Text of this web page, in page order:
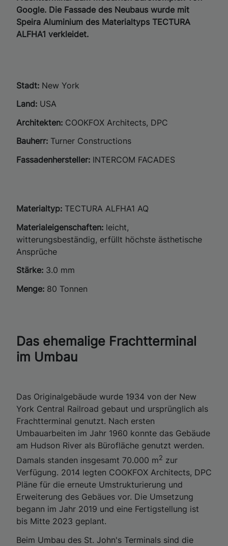
Google. Die Fassade des Neubaus wurde mit
Speira Aluminium des Materialtyps TECTURA
ALFHA1 verkleidet.
Stadt: New York
Land: USA
Architekten: COOKFOX Architects, DPC
Bauherr: Turner Constructions
Fassadenhersteller: INTERCOM FACADES
Materialtyp: TECTURA ALFHA1 AQ​
Materialeigenschaften: leicht,
witterungsbeständig, erfüllt höchste ästhetische
Ansprüche
Stärke: 3.0 mm
Menge: 80 Tonnen
Das ehemalige Frachtterminal
im Umbau
Das Originalgebäude wurde 1934 von der New
York Central Railroad gebaut und ursprünglich als
Frachtterminal genutzt. Nach ersten
Umbauarbeiten im Jahr 1960 konnte das Gebäude
am Hudson River als Bürofläche genutzt werden.
Damals standen insgesamt 70.000 m2 zur
Verfügung. 2014 legten COOKFOX Architects, DPC
Pläne für die erneute Umstrukturierung und
Erweiterung des Gebäues vor. Die Umsetzung
begann im Jahr 2019 und eine Fertigstellung ist
bis Mitte 2023 geplant.
Beim Umbau des St. John's Terminals sind die